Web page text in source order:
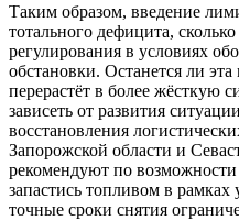
Таким образом, введение
тотального дефицита,
регулирования в условиях
обстановки. Останется ли
перерастёт в более жёсткую
зависеть от развития
восстановления
Запорожской области и
рекомендуют по
запастись топливом в рамках
точные сроки снятия